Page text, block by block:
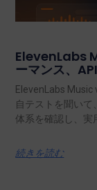
ElevenLabs
ーマンス、
ElevenLabs
自テストを聞いて
体系を確認し、実
続きを読む